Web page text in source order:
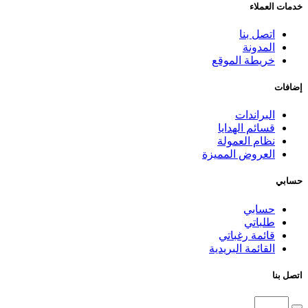
خدمات العملاء
اتصل بنا
المدونة
خريطة الموقع
إضافات
البراندات
قسائم الهدايا
نظام العمولة
العروض المميزة
حسابي
حسابي
طلباتي
قائمة رغباتي
القائمة البريدية
اتصل بنا